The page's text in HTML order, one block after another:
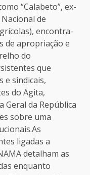
“Calabeto”, ex-
de
encontra-
de apropriação e
do
que
e sindicais,
do Agita,
Geral da República
sobre uma
ligadas a
detalham as
enquanto